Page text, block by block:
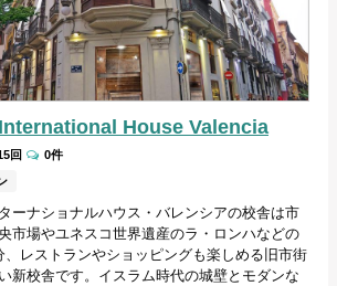
House Valencia
回 0件
ーナショナルハウス・バレンシアの校舎は市
市場やユネスコ世界遺産のラ・ロンハなどの
、レストランやショッピングも楽しめる旧市街
新校舎です。イスラム時代の城壁とモダンな